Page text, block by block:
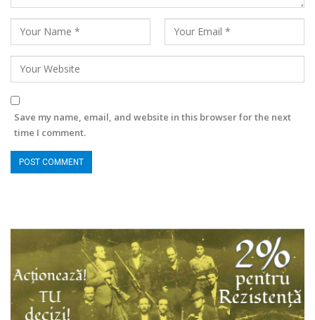
Save my name, email, and website in this browser for the next
time I comment.